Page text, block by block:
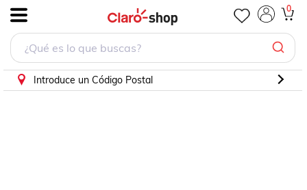
0
Introduce un Código Postal
PorCategorías
PorMarcas
PorDescuento